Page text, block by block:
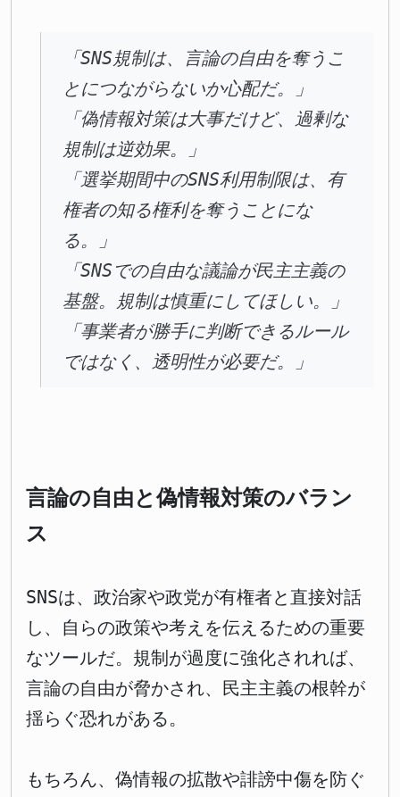
「SNS規制は、言論の自由を奪うこ
とにつながらないか心配だ。」
「偽情報対策は大事だけど、過剰な
規制は逆効果。」
「選挙期間中のSNS利用制限は、有
権者の知る権利を奪うことにな
る。」
「SNSでの自由な議論が民主主義の
基盤。規制は慎重にしてほしい。」
「事業者が勝手に判断できるルール
ではなく、透明性が必要だ。」
言論の自由と偽情報対策のバラン
ス
SNSは、政治家や政党が有権者と直接対話
し、自らの政策や考えを伝えるための重要
なツールだ。規制が過度に強化されれば、
言論の自由が脅かされ、民主主義の根幹が
揺らぐ恐れがある。
もちろん、偽情報の拡散や誹謗中傷を防ぐ